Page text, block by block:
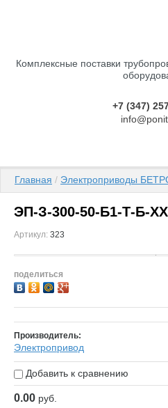
Комплексные поставки
+7 (347)
Главная / Электроприводы
ЭП-З-300-50-Б1-Т-Б-ХХ
Артикул: 323
поделиться
Производитель:
Электропривод
Добавить к сравнению
0.00 руб.